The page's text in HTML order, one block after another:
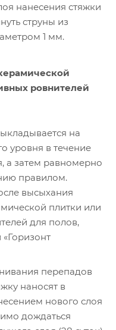
нанесения стяжки
струны из
1 мм.
ровнителей
на
уровня в течение
а затем равномерно
правилом.
высыхания
плитки или
для полов,
перепадов
наносят в
нового слоя
дождаться